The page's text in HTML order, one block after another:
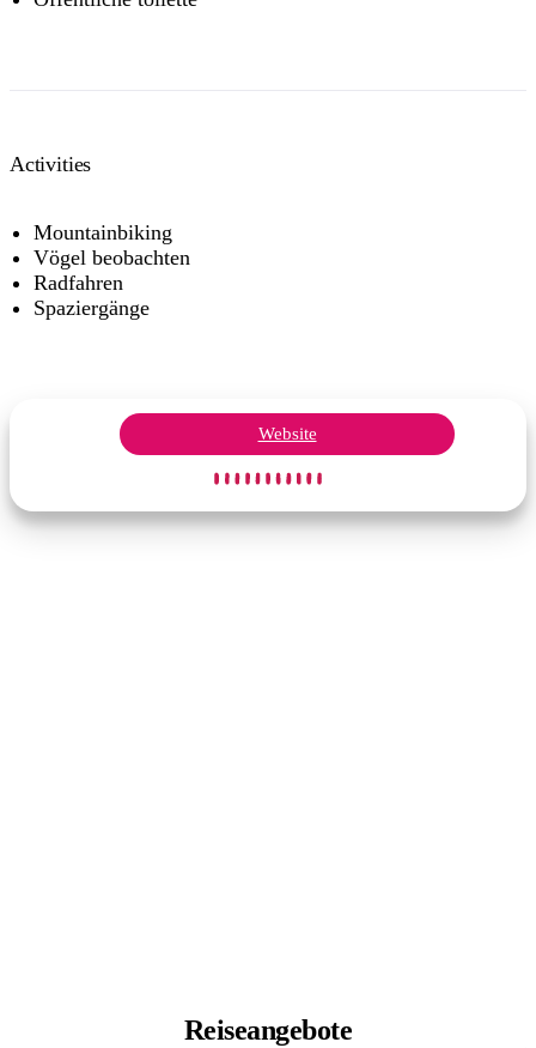
Activities
Mountainbiking
Vögel beobachten
Radfahren
Spaziergänge
Website
Reiseangebote